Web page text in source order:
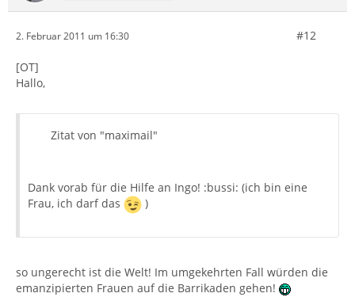
2. Februar 2011 um 16:30 #12
[OT]
Hallo,
Zitat von "maximail"
Dank vorab für die Hilfe an Ingo! :bussi: (ich bin eine
Frau, ich darf das
)
so ungerecht ist die Welt! Im umgekehrten Fall würden die
emanzipierten Frauen auf die Barrikaden gehen!